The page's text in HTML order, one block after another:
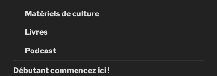
Matériels de culture
Livres
Podcast
Débutant commencez ici !